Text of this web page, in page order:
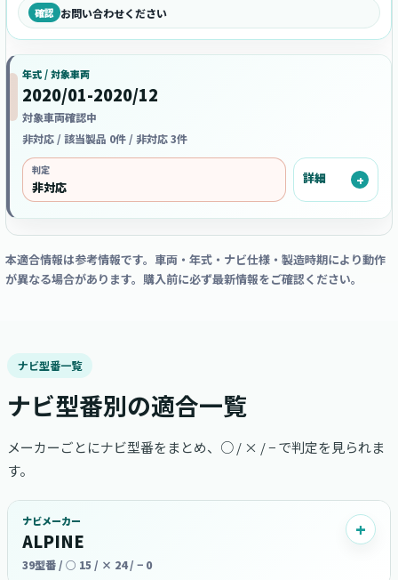
確認 お問い合わせください
年式 / 対象車両
2020/01-2020/12
対象車両確認中
非対応 / 該当製品 0件 / 非対応 3件
判定
非対応
詳細
本適合情報は参考情報です。車両・年式・ナビ仕様・製造時期により動作
が異なる場合があります。購入前に必ず最新情報をご確認ください。
ナビ型番一覧
ナビ型番別の適合一覧
メーカーごとにナビ型番をまとめ、○ / × / − で判定を見られま
す。
ナビメーカー
ALPINE
39型番 / ○ 15 / × 24 / − 0